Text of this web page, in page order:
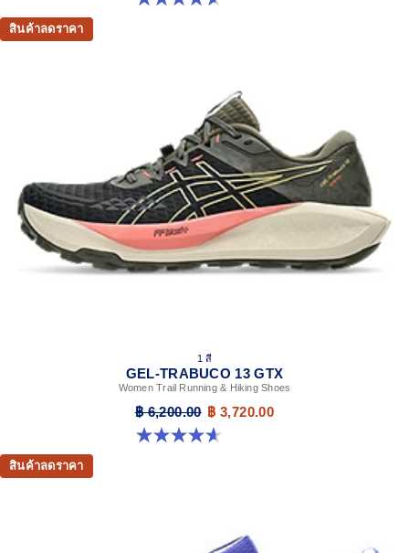
สินค้าลดราคา
1 สี
GEL-TRABUCO 13 GTX
Women Trail Running & Hiking Shoes
฿ 6,200.00 ฿ 3,720.00
4.6 จาก 5 ดาว 110 รีวิว
สินค้าลดราคา